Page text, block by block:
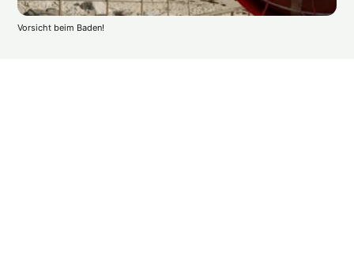
Vorsicht beim Baden!